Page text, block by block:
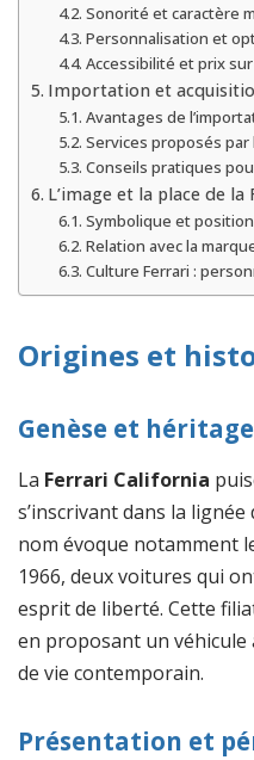
Sonorité et caractère
Personnalisation et
Accessibilité et prix sur
Importation et
Avantages de
Services proposés
Conseils pratiques
L’image et la place de
Symbolique et
Relation avec la
Culture Ferrari :
Origines et
Genèse et
La Ferrari California
s’inscrivant dans la
nom évoque notamment
1966, deux voitures qui
esprit de liberté. Cette
en proposant un
de vie contemporain.
Présentation et